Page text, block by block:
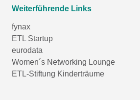
Weiterführende Links
fynax
ETL Startup
eurodata
Women´s Networking Lounge
ETL-Stiftung Kinderträume